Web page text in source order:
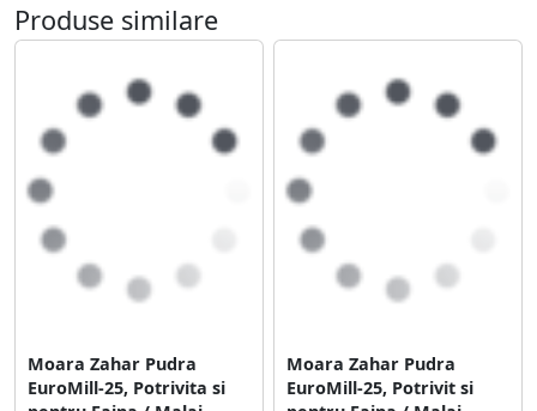
Produse similare
Moara Zahar Pudra
EuroMill-25, Potrivita si
Moara Zahar Pudra
EuroMill-25, Potrivit si